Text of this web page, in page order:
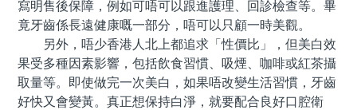
寫明售後保障，例如可唔可以跟進護理、回診檢查等。畢
竟牙齒係長遠健康嘅一部分，唔可以只顧一時美觀。
另外，唔少香港人北上都追求「性價比」，但美白效
果受多種因素影響，包括飲食習慣、吸煙、咖啡或紅茶攝
取量等。即使做完一次美白，如果唔改變生活習慣，牙齒
好快又會變黃。真正想保持白淨，就要配合良好口腔衛